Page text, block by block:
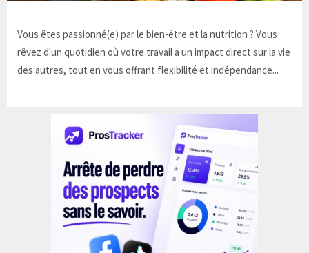
Vous êtes passionné(e) par le bien-être et la nutrition ? Vous
rêvez d'un quotidien où votre travail a un impact direct sur la vie
des autres, tout en vous offrant flexibilité et indépendance...